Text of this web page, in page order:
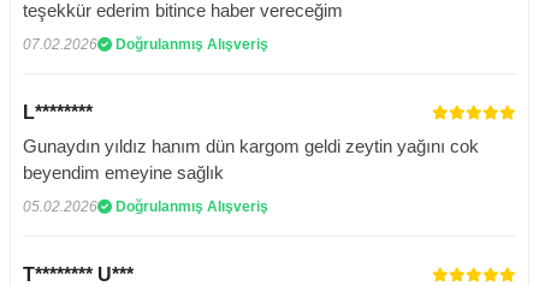
teşekkür ederim bitince haber vereceğim
07.02.2026 Doğrulanmış Alışveriş
L********
Gunaydın yıldız hanım dün kargom geldi zeytin yağını cok
beyendim emeyine sağlık
05.02.2026 Doğrulanmış Alışveriş
T******** U***